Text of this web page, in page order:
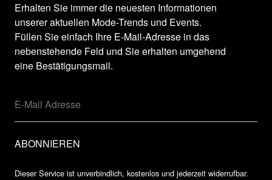
Erhalten Sie immer die neuesten Informationen
unserer aktuellen Mode-Trends und Events.
Füllen Sie einfach Ihre E-Mail-Adresse in das
nebenstehende Feld und Sie erhalten umgehend
eine Bestätigungsmail.
Dieser Service ist unverbindlich, kostenlos und jederzeit widerrufbar.